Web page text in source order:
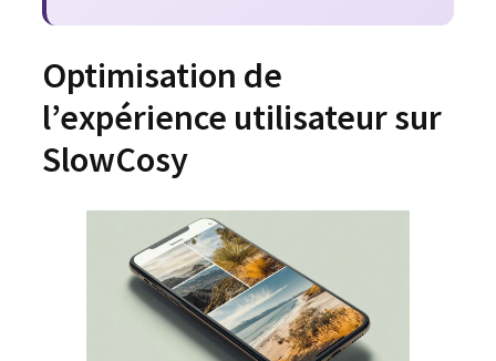
Optimisation de
l’expérience utilisateur sur
SlowCosy